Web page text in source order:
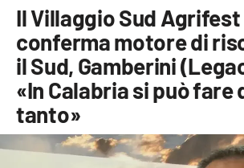
SEZIONI
Cronaca
Politica
Attualità
Il Villaggio Sud Agrifest
conferma motore di
il Sud, Gamberini
«In Calabria si può fare
tanto»